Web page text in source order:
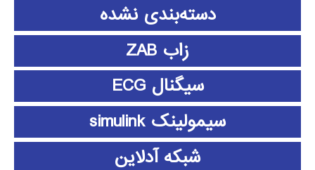
دسته‌بندی نشده
زاب ZAB
سیگنال ECG
سیمولینک simulink
شبکه آدلاین